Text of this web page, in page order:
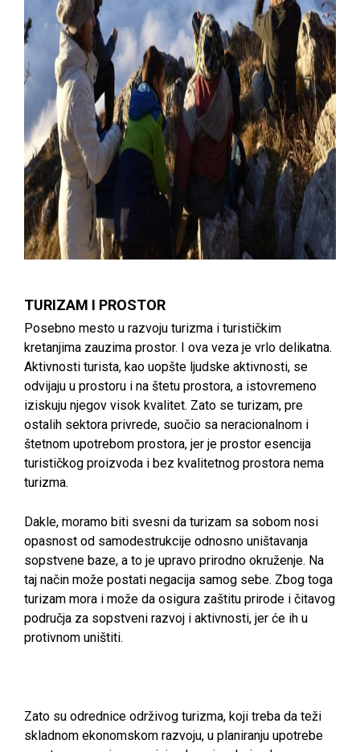
TURIZAM I PROSTOR
Posebno mesto u razvoju turizma i turističkim
kretanjima zauzima prostor. I ova veza je vrlo delikatna.
Aktivnosti turista, kao uopšte ljudske aktivnosti, se
odvijaju u prostoru i na štetu prostora, a istovremeno
iziskuju njegov visok kvalitet. Zato se turizam, pre
ostalih sektora privrede, suočio sa neracionalnom i
štetnom upotrebom prostora, jer je prostor esencija
turističkog proizvoda i bez kvalitetnog prostora nema
turizma.
Dakle, moramo biti svesni da turizam sa sobom nosi
opasnost od samodestrukcije odnosno uništavanja
sopstvene baze, a to je upravo prirodno okruženje. Na
taj način može postati negacija samog sebe. Zbog toga
turizam mora i može da osigura zaštitu prirode i čitavog
područja za sopstveni razvoj i aktivnosti, jer će ih u
protivnom uništiti.
Zato su odrednice održivog turizma, koji treba da teži
skladnom ekonomskom razvoju, u planiranju upotrebe